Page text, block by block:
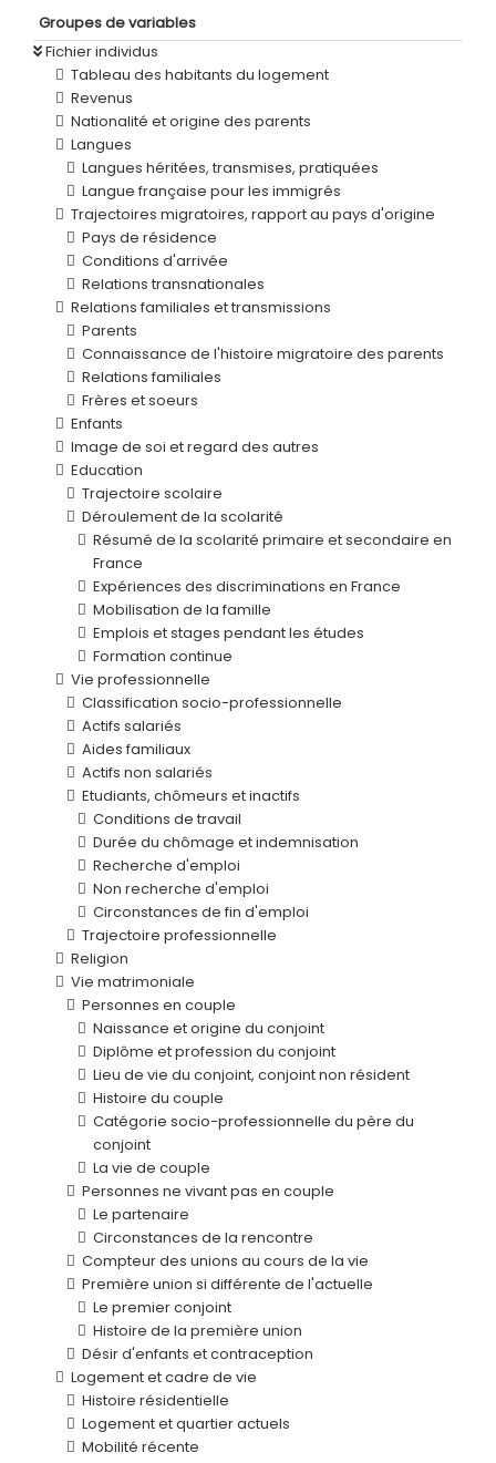
Groupes de variables
Fichier individus
Tableau des habitants du logement
Revenus
Nationalité et origine des parents
Langues
Langues héritées, transmises, pratiquées
Langue française pour les immigrés
Trajectoires migratoires, rapport au pays d'origine
Pays de résidence
Conditions d'arrivée
Relations transnationales
Relations familiales et transmissions
Parents
Connaissance de l'histoire migratoire des parents
Relations familiales
Frères et soeurs
Enfants
Image de soi et regard des autres
Education
Trajectoire scolaire
Déroulement de la scolarité
Résumé de la scolarité primaire et secondaire en
France
Expériences des discriminations en France
Mobilisation de la famille
Emplois et stages pendant les études
Formation continue
Vie professionnelle
Classification socio-professionnelle
Actifs salariés
Aides familiaux
Actifs non salariés
Etudiants, chômeurs et inactifs
Conditions de travail
Durée du chômage et indemnisation
Recherche d'emploi
Non recherche d'emploi
Circonstances de fin d'emploi
Trajectoire professionnelle
Religion
Vie matrimoniale
Personnes en couple
Naissance et origine du conjoint
Diplôme et profession du conjoint
Lieu de vie du conjoint, conjoint non résident
Histoire du couple
Catégorie socio-professionnelle du père du
conjoint
La vie de couple
Personnes ne vivant pas en couple
Le partenaire
Circonstances de la rencontre
Compteur des unions au cours de la vie
Première union si différente de l'actuelle
Le premier conjoint
Histoire de la première union
Désir d'enfants et contraception
Logement et cadre de vie
Histoire résidentielle
Logement et quartier actuels
Mobilité récente